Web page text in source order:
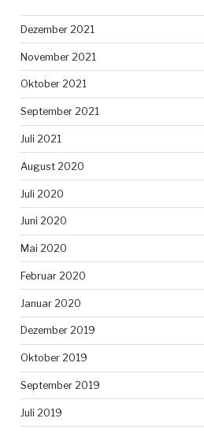
Dezember 2021
November 2021
Oktober 2021
September 2021
Juli 2021
August 2020
Juli 2020
Juni 2020
Mai 2020
Februar 2020
Januar 2020
Dezember 2019
Oktober 2019
September 2019
Juli 2019